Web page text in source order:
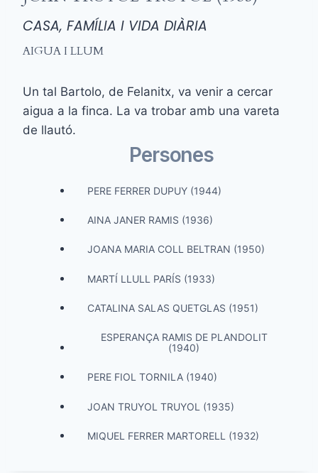
CASA, FAMÍLIA I VIDA DIÀRIA
AIGUA I LLUM
Un tal Bartolo, de Felanitx, va venir a cercar
aigua a la finca. La va trobar amb una vareta
de llautó.
Persones
PERE FERRER DUPUY (1944)
AINA JANER RAMIS (1936)
JOANA MARIA COLL BELTRAN (1950)
MARTÍ LLULL PARÍS (1933)
CATALINA SALAS QUETGLAS (1951)
ESPERANÇA RAMIS DE PLANDOLIT
(1940)
PERE FIOL TORNILA (1940)
JOAN TRUYOL TRUYOL (1935)
MIQUEL FERRER MARTORELL (1932)